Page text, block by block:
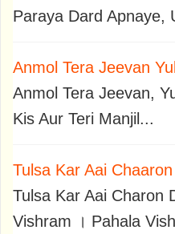
Paraya Dard Apnaye,
Anmol Tera Jeevan
Anmol Tera Jeevan,
Kis Aur Teri Manjil...
Tulsa Kar Aai
Tulsa Kar Aai Charon
Vishram । Pahala